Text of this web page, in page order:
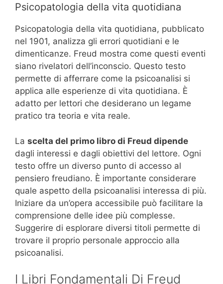
Psicopatologia della vita quotidiana
Psicopatologia della vita quotidiana, pubblicato
nel 1901, analizza gli errori quotidiani e le
dimenticanze. Freud mostra come questi eventi
siano rivelatori dell’inconscio. Questo testo
permette di afferrare come la psicoanalisi si
applica alle esperienze di vita quotidiana. È
adatto per lettori che desiderano un legame
pratico tra teoria e vita reale.
La scelta del primo libro di Freud dipende
dagli interessi e dagli obiettivi del lettore. Ogni
testo offre un diverso punto di accesso al
pensiero freudiano. È importante considerare
quale aspetto della psicoanalisi interessa di più.
Iniziare da un’opera accessibile può facilitare la
comprensione delle idee più complesse.
Suggerire di esplorare diversi titoli permette di
trovare il proprio personale approccio alla
psicoanalisi.
I Libri Fondamentali Di Freud